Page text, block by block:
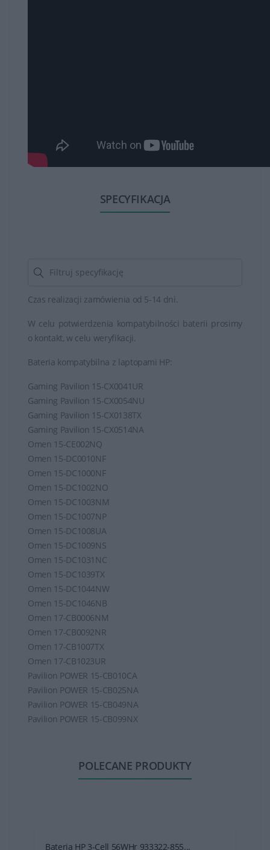
SPECYFIKACJA
Czas realizacji zamówienia od 5-14 dni.
W celu potwierdzenia kompatybilności baterii prosimy
o kontakt, w celu weryfikacji.
Bateria kompatybilna z laptopami HP:
Gaming Pavilion 15-CX0041UR
Gaming Pavilion 15-CX0054NU
Gaming Pavilion 15-CX0138TX
Gaming Pavilion 15-CX0514NA
Omen 15-CE002NQ
Omen 15-DC0010NF
Omen 15-DC1000NF
Omen 15-DC1002NO
Omen 15-DC1003NM
Omen 15-DC1007NP
Omen 15-DC1008UA
Omen 15-DC1009NS
Omen 15-DC1031NC
Omen 15-DC1039TX
Omen 15-DC1044NW
Omen 15-DC1046NB
Omen 17-CB0006NM
Omen 17-CB0092NR
Omen 17-CB1007TX
Omen 17-CB1023UR
Pavilion POWER 15-CB010CA
Pavilion POWER 15-CB025NA
Pavilion POWER 15-CB049NA
Pavilion POWER 15-CB099NX
POLECANE PRODUKTY
Bateria HP 3-Cell 56WHr 933322-855...